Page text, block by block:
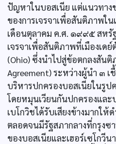
ปัญหาในบอสเนีย แต่แนวทาง
ของการเจรจาเพื่อสันติภาพใ
เดือนตุลาคม ค.ศ. ๑๙๙๕ สหรั
เจรจาเพื่อสันติภาพที่เมืองเดย์
(Ohio) ซึ่งนำไปสู่ข้อตกลงสันติ
Agreement) ระหว่างผู้นำ ๓
บริหารปกครองบอสเนียในรู
โดยหมุนเวียนกันปกครองและ
เบโกวิชได้รับเสียงข้างมากใ
ตลอดจนมีรัฐสภากลางที่กรุงซ
ของบอสเนียและเฮอร์เซโกวี